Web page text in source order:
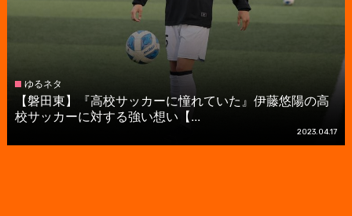
ゆるネタ
【磐田東】『高校サッカーに憧れていた』伊藤悠陽の高
校サッカーに対する強い想い【...
2023.04.17